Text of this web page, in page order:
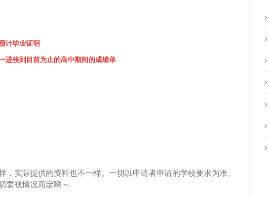
计毕业证明
进校到目前为止的高中期间的成绩单
实际提供的资料也不一样。一切以申请者申请的学校要求为准。
要视情况而定哟～